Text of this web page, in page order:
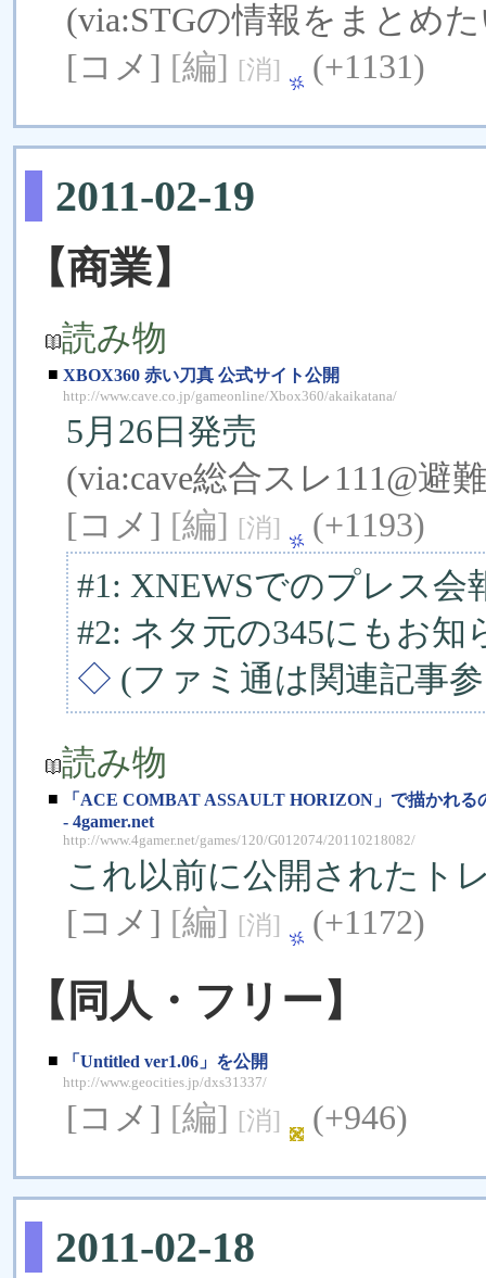
(via:STGの情報をまとめ
[コメ] [編] [消] (+1131)
2011-02-19
【商業】
読み物
■ XBOX360 赤い刀真 公式サイト公開
http://www.cave.co.jp/gameonline/Xbox360/akaikatana/
5月26日発売
(via:cave総合スレ111@避
[コメ] [編] [消]
(+1193)
#1: XNEWSでのプレス会
#2: ネタ元の345にもお知
◇ (ファミ通は関連記事
読み物
■
「ACE COMBAT ASSAULT HORIZON」で描かれ
- 4gamer.net
http://www.4gamer.net/games/120/G012074/20110218082/
これ以前に公開されたト
[コメ] [編] [消] (+1172)
【同人・フリー】
■ 「Untitled ver1.06」を公開
http://www.geocities.jp/dxs31337/
[コメ] [編] [消] (+946)
2011-02-18